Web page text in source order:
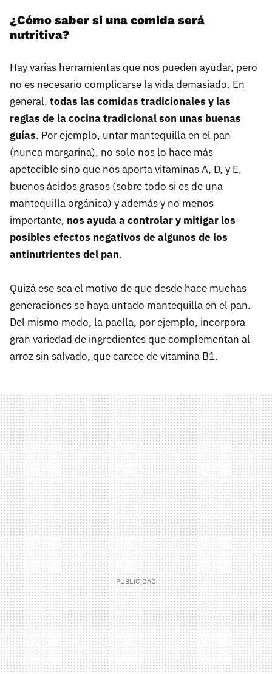
¿Cómo saber si una comida será
nutritiva?
Hay varias herramientas que nos pueden ayudar, pero
no es necesario complicarse la vida demasiado. En
general, todas las comidas tradicionales y las
reglas de la cocina tradicional son unas buenas
guías. Por ejemplo, untar mantequilla en el pan
(nunca margarina), no solo nos lo hace más
apetecible sino que nos aporta vitaminas A, D, y E,
buenos ácidos grasos (sobre todo si es de una
mantequilla orgánica) y además y no menos
importante, nos ayuda a controlar y mitigar los
posibles efectos negativos de algunos de los
antinutrientes del pan.
Quizá ese sea el motivo de que desde hace muchas
generaciones se haya untado mantequilla en el pan.
Del mismo modo, la paella, por ejemplo, incorpora
gran variedad de ingredientes que complementan al
arroz sin salvado, que carece de vitamina B1.